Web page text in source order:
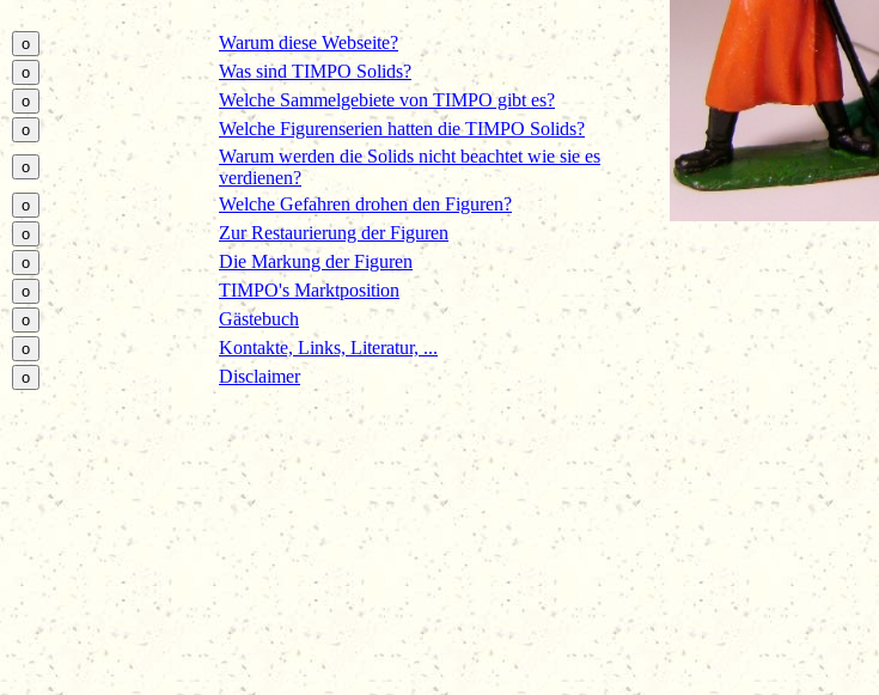
Warum diese Webseite?
Was sind TIMPO Solids?
Welche Sammelgebiete von TIMPO gibt es?
Welche Figurenserien hatten die TIMPO Solids?
Warum werden die Solids nicht beachtet wie sie es
verdienen?
Welche Gefahren drohen den Figuren?
Zur Restaurierung der Figuren
Die Markung der Figuren
TIMPO's Marktposition
Gästebuch
Kontakte, Links, Literatur, ...
Disclaimer